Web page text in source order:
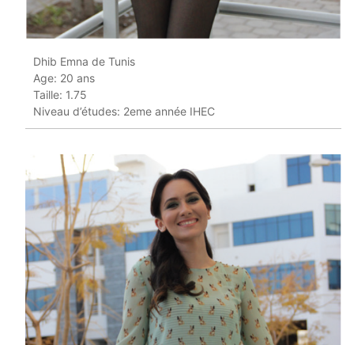
Dhib Emna de Tunis
Age: 20 ans
Taille: 1.75
Niveau d’études: 2eme année IHEC